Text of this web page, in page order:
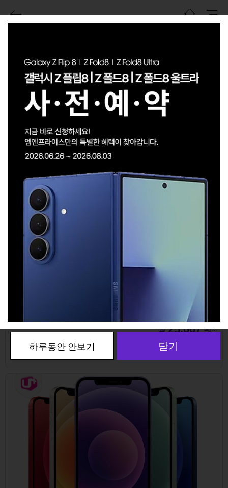
검색결과
M 추천상품
검색결과가 3 건 이 있습니다.
아이폰12미니 64G
월25,667원~
비교하기